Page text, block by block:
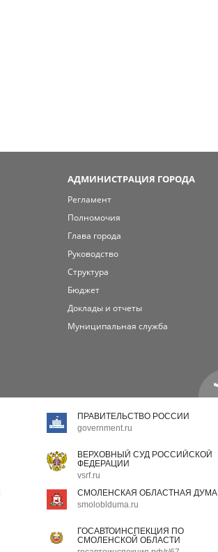
АДМИНИСТРАЦИЯ ГОРОДА
Регламент
Полномочия
Глава города
Руководство
Структура
Бюджет
Доклады и отчеты
Муниципальная служба
ПРАВИТЕЛЬСТВО РОССИИ
government.ru
ВЕРХОВНЫЙ СУД РОССИЙСКОЙ
ФЕДЕРАЦИИ
vsrf.ru
СМОЛЕНСКАЯ ОБЛАСТНАЯ ДУМА
smoloblduma.ru
ГОСАВТОИНСПЕКЦИЯ ПО
СМОЛЕНСКОЙ ОБЛАСТИ